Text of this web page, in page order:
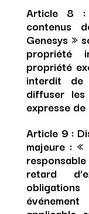
Article 8 :
contenus
Genesys »
propriété
propriété
interdit de
diffuser les
expresse
Article 9 :
majeure :
retard